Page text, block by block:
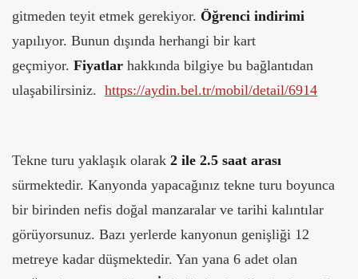
gitmeden teyit etmek gerekiyor. Öğrenci indirimi
yapılıyor. Bunun dışında herhangi bir kart
geçmiyor. Fiyatlar hakkında bilgiye bu bağlantıdan
ulaşabilirsiniz. https://aydin.bel.tr/mobil/detail/6914
Tekne turu yaklaşık olarak 2 ile 2.5 saat arası
sürmektedir. Kanyonda yapacağınız tekne turu boyunca
bir birinden nefis doğal manzaralar ve tarihi kalıntılar
görüyorsunuz. Bazı yerlerde kanyonun genişliği 12
metreye kadar düşmektedir. Yan yana 6 adet olan